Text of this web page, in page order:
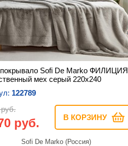
Sofi De Marko ФИЛИЦИЯ
мех серый 220х240
122789
руб. В КОРЗИНУ
Sofi De Marko (Россия)